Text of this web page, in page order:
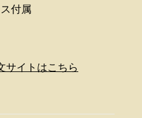
付属
サイトはこちら